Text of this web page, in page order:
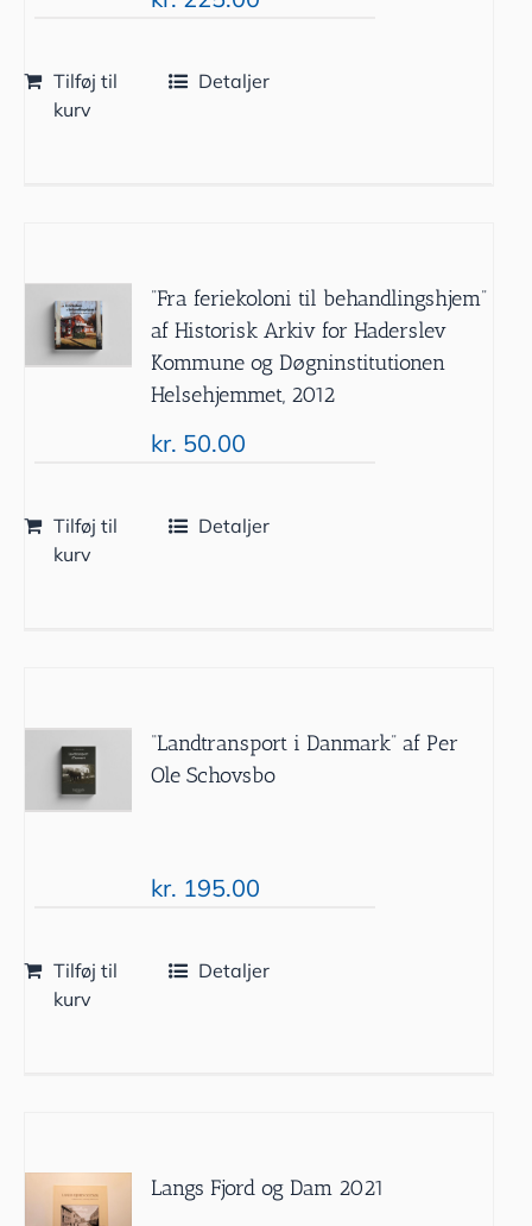
Tilføj til
kurv
Detaljer
”Fra feriekoloni til behandlingshjem”
af Historisk Arkiv for Haderslev
Kommune og Døgninstitutionen
Helsehjemmet, 2012
kr. 50.00
Tilføj til
kurv
Detaljer
“Landtransport i Danmark” af Per
Ole Schovsbo
kr. 195.00
Tilføj til
kurv
Detaljer
Langs Fjord og Dam 2021